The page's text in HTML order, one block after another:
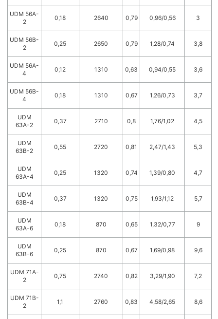
UDM 56A-
2
0,18 2640 0,79 0,96/0,56 3
UDM 56B-
2
0,25 2650 0,79 1,28/0,74 3,8
UDM 56A-
4
0,12 1310 0,63 0,94/0,55 3,6
UDM 56B-
4
0,18 1310 0,67 1,26/0,73 3,7
UDM
63A-2
0,37 2710 0,8 1,76/1,02 4,5
UDM
63B-2
0,55 2720 0,81 2,47/1,43 5,3
UDM
63A-4
0,25 1320 0,74 1,39/0,80 4,7
UDM
63B-4
0,37 1320 0,75 1,93/1,12 5,7
UDM
63A-6
0,18 870 0,65 1,32/0,77 9
UDM
63B-6
0,25 870 0,67 1,69/0,98 9,6
UDM 71A-
2
0,75 2740 0,82 3,29/1,90 7,2
UDM 71B-
2
1,1 2760 0,83 4,58/2,65 8,6